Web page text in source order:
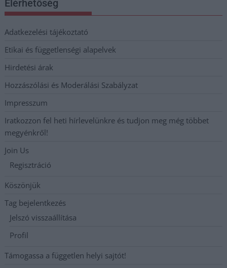
Elérhetőség
Adatkezelési tájékoztató
Etikai és függetlenségi alapelvek
Hirdetési árak
Hozzászólási és Moderálási Szabályzat
Impresszum
Iratkozzon fel heti hírlevelünkre és tudjon meg még többet
megyénkről!
Join Us
Regisztráció
Köszönjük
Tag bejelentkezés
Jelszó visszaállítása
Profil
Támogassa a független helyi sajtót!